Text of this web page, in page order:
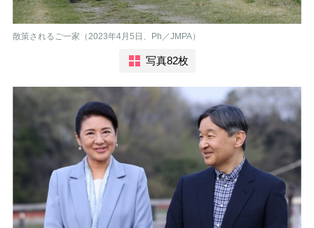
散策されるご一家（2023年4月5日、Ph／JMPA）
写真82枚